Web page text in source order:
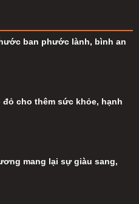
ban phước lành, bình an
cho thêm sức khỏe, hạnh
mang lại sự giàu sang,